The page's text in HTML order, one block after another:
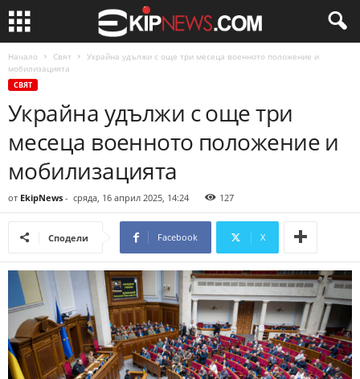
Начало Свят
Украйна удължи с още три месеца военното положение и
мобилизацията
СВЯТ
Украйна удължи с още три
месеца военното положение и
мобилизацията
от EkipNews - сряда, 16 април 2025, 14:24 127
Сподели Facebook X